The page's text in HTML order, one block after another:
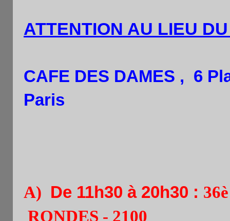
ATTENTION AU LIEU
CAFE DES DAMES , 6
Paris
A) De 11h30 à 20h30 :
RONDES - 2100